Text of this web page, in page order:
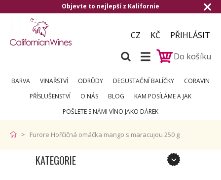
Objevte to nejlepší z Kalifornie
CZ KČ
PŘIHLÁSIT
Do košíku
BARVA VINAŘSTVÍ ODRŮDY DEGUSTAČNÍ BALÍČKY
CORAVIN
PŘÍSLUŠENSTVÍ
O NÁS BLOG
KAM POSÍLÁME A JAK
POŠLETE S NÁMI VÍNO JAKO DÁREK
Furore Hořčičná omáčka mango s maracujou 250 g
KATEGORIE